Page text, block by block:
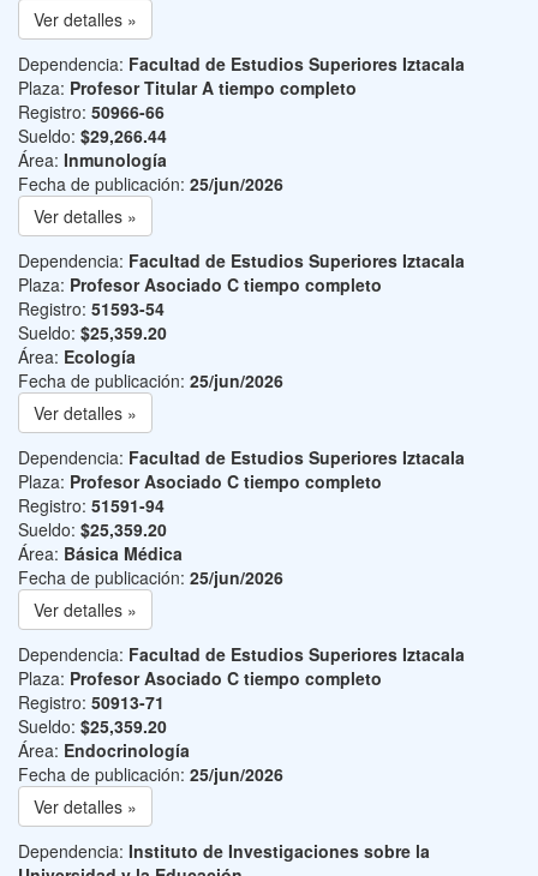
Ver detalles »
Dependencia: Facultad de Estudios Superiores Iztacala
Plaza: Profesor Titular A tiempo completo
Registro: 50966-66
Sueldo: $29,266.44
Área: Inmunología
Fecha de publicación: 25/jun/2026
Ver detalles »
Dependencia: Facultad de Estudios Superiores Iztacala
Plaza: Profesor Asociado C tiempo completo
Registro: 51593-54
Sueldo: $25,359.20
Área: Ecología
Fecha de publicación: 25/jun/2026
Ver detalles »
Dependencia: Facultad de Estudios Superiores Iztacala
Plaza: Profesor Asociado C tiempo completo
Registro: 51591-94
Sueldo: $25,359.20
Área: Básica Médica
Fecha de publicación: 25/jun/2026
Ver detalles »
Dependencia: Facultad de Estudios Superiores Iztacala
Plaza: Profesor Asociado C tiempo completo
Registro: 50913-71
Sueldo: $25,359.20
Área: Endocrinología
Fecha de publicación: 25/jun/2026
Ver detalles »
Dependencia: Instituto de Investigaciones sobre la